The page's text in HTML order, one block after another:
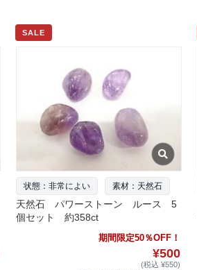
SALE
状態：非常によい 素材：天然石
天然石 パワーストーン ルース 5
個セット 約358ct
期間限定50％OFF！
¥500
(税込 ¥550)